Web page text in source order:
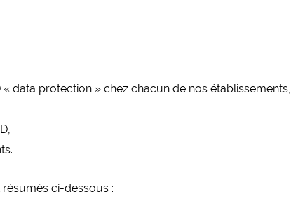
data protection » chez chacun de nos établissements,
ci-dessous :